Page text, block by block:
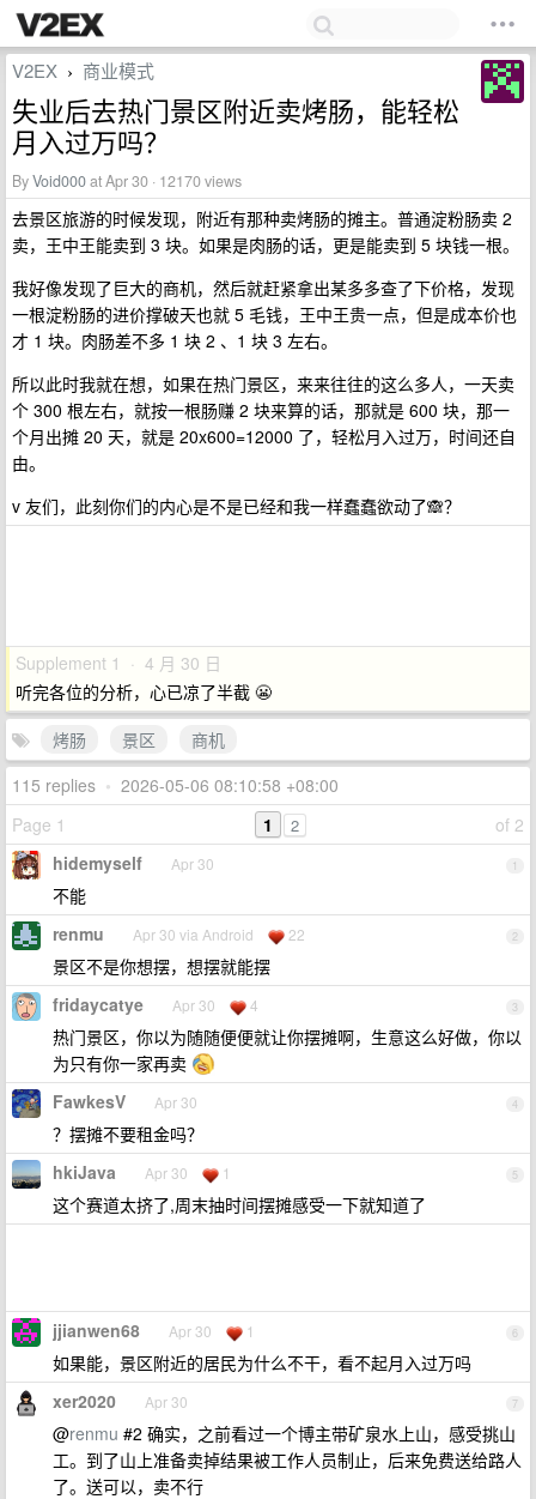
V2EX › 商业模式
失业后去热门景区附近卖烤肠，能轻松
月入过万吗？
ByVoid000at Apr 30 · 12170 views
去景区旅游的时候发现，附近有那种卖烤肠的摊主。普通淀粉肠卖 2
卖，王中王能卖到 3 块。如果是肉肠的话，更是能卖到 5 块钱一根。
我好像发现了巨大的商机，然后就赶紧拿出某多多查了下价格，发现
一根淀粉肠的进价撑破天也就 5 毛钱，王中王贵一点，但是成本价也
才 1 块。肉肠差不多 1 块 2 、1 块 3 左右。
所以此时我就在想，如果在热门景区，来来往往的这么多人，一天卖
个 300 根左右，就按一根肠赚 2 块来算的话，那就是 600 块，那一
个月出摊 20 天，就是 20x600=12000 了，轻松月入过万，时间还自
由。
v 友们，此刻你们的内心是不是已经和我一样蠢蠢欲动了🙈？
Supplement 1 · 4 月 30 日
听完各位的分析，心已凉了半截 😬
烤肠
景区
商机
115 replies • 2026-05-06 08:10:58 +08:00
Page 1
of 2
1 2
1
hidemyself Apr 30
不能
2
renmu Apr 30 via Android 22
景区不是你想摆，想摆就能摆
3
fridaycatye Apr 30 4
热门景区，你以为随随便便就让你摆摊啊，生意这么好做，你以
为只有你一家再卖
4
FawkesV Apr 30
？摆摊不要租金吗？
5
hkiJava Apr 30 1
这个赛道太挤了,周末抽时间摆摊感受一下就知道了
6
jjianwen68 Apr 30 1
如果能，景区附近的居民为什么不干，看不起月入过万吗
7
xer2020 Apr 30
@renmu #2 确实，之前看过一个博主带矿泉水上山，感受挑山
工。到了山上准备卖掉结果被工作人员制止，后来免费送给路人
了。送可以，卖不行